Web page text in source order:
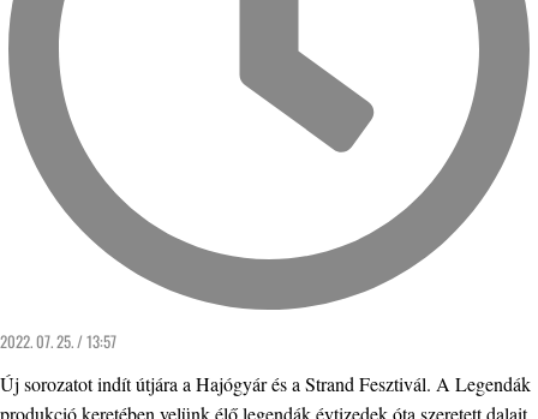
2022. 07. 25. / 13:57
Új sorozatot indít útjára a Hajógyár és a Strand Fesztivál. A Legendák
produkció keretében velünk élő legendák évtizedek óta szeretett dalait